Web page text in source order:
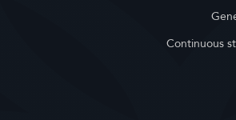
Continuous